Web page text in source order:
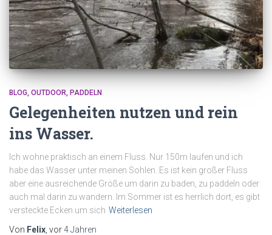
BLOG OUTDOOR PADDELN
Gelegenheiten nutzen und rein
ins Wasser.
Ich wohne praktisch an einem Fluss. Nur 150m laufen und ich
habe das Wasser unter meinen Sohlen. Es ist kein großer Fluss
aber eine ausreichende Größe um darin zu baden, zu paddeln oder
auch mal darin zu wandern. Im Sommer ist es herrlich dort, es gibt
versteckte Ecken um sich Weiterlesen
Von Felix , vor4 Jahren